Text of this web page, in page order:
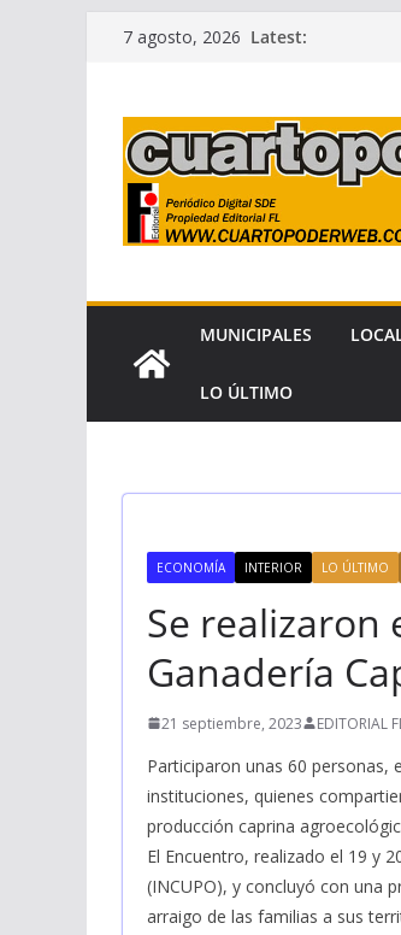
7 agosto, 2026 Latest:
MUNICIPALES
LO ÚLTIMO
ECONOMÍA INTERIOR LO ÚLTIMO
Se realizaron
Ganadería
21 septiembre, 2023 EDITORIAL
Participaron unas 60 personas,
instituciones, quienes
producción caprina
El Encuentro, realizado el 19 y
(INCUPO), y concluyó con una
arraigo de las familias a sus